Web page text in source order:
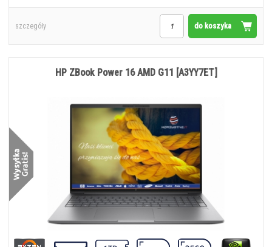
do koszyka
szczegóły
HP ZBook Power 16 AMD G11 [A3YY7ET]